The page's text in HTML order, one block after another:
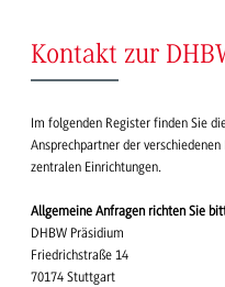
Kontakt zur
Im folgenden Register finden Sie
Ansprechpartner der
zentralen Einrichtungen.
Allgemeine Anfragen richten Sie
DHBW Präsidium
Friedrichstraße 14
70174 Stuttgart